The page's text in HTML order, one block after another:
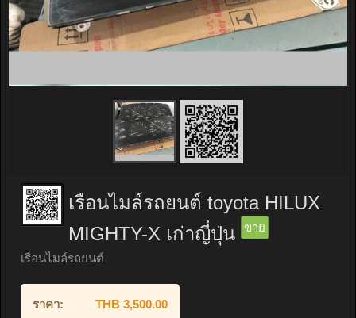
เรือนไมล์รถยนต์ toyota HILUX
MIGHTY-X เก่าญี่ปุ่น
ขาย
เรือนไมล์รถยนต์
ราคา: THB 3,500.00